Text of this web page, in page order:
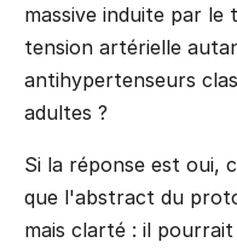
massive induite par le
tension artérielle
antihypertenseurs
adultes ?
Si la réponse est oui,
que l'abstract du
mais clarté : il